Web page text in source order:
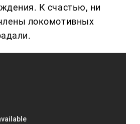
К счастью, ни
локомотивных